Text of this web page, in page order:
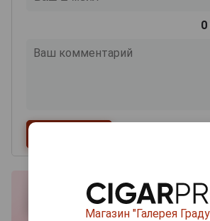
0
Магазин "Галерея